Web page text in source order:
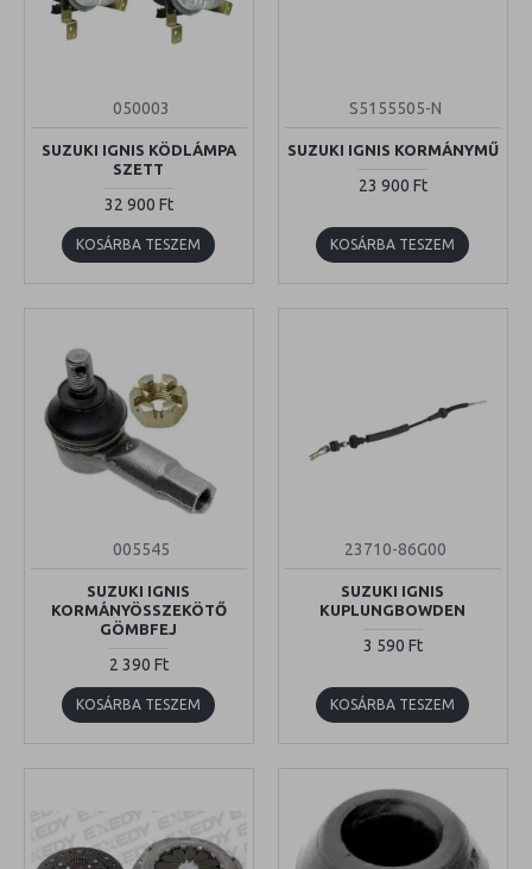
050003
SUZUKI IGNIS KÖDLÁMPA
SZETT
32 900 Ft
KOSÁRBA TESZEM
S5155505-N
SUZUKI IGNIS KORMÁNYMŰ
23 900 Ft
KOSÁRBA TESZEM
005545
SUZUKI IGNIS
KORMÁNYÖSSZEKÖTŐ
GÖMBFEJ
2 390 Ft
KOSÁRBA TESZEM
23710-86G00
SUZUKI IGNIS
KUPLUNGBOWDEN
3 590 Ft
KOSÁRBA TESZEM